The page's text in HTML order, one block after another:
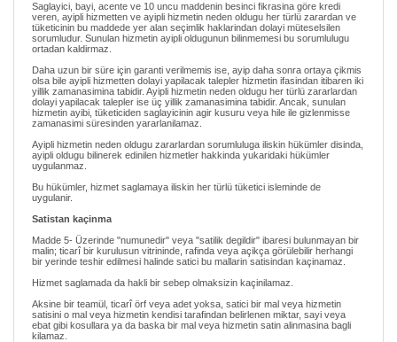
Saglayici, bayi, acente ve 10 uncu maddenin besinci fikrasina göre kredi
veren, ayipli hizmetten ve ayipli hizmetin neden oldugu her türlü zarardan ve
tüketicinin bu maddede yer alan seçimlik haklarindan dolayi müteselsilen
sorumludur. Sunulan hizmetin ayipli oldugunun bilinmemesi bu sorumlulugu
ortadan kaldirmaz.
Daha uzun bir süre için garanti verilmemis ise, ayip daha sonra ortaya çikmis
olsa bile ayipli hizmetten dolayi yapilacak talepler hizmetin ifasindan itibaren iki
yillik zamanasimina tabidir. Ayipli hizmetin neden oldugu her türlü zararlardan
dolayi yapilacak talepler ise üç yillik zamanasimina tabidir. Ancak, sunulan
hizmetin ayibi, tüketiciden saglayicinin agir kusuru veya hile ile gizlenmisse
zamanasimi süresinden yararlanilamaz.
Ayipli hizmetin neden oldugu zararlardan sorumluluga iliskin hükümler disinda,
ayipli oldugu bilinerek edinilen hizmetler hakkinda yukaridaki hükümler
uygulanmaz.
Bu hükümler, hizmet saglamaya iliskin her türlü tüketici isleminde de
uygulanir.
Satistan kaçinma
Madde 5- Üzerinde "numunedir" veya "satilik degildir" ibaresi bulunmayan bir
malin; ticarî bir kurulusun vitrininde, rafinda veya açikça görülebilir herhangi
bir yerinde teshir edilmesi halinde satici bu mallarin satisindan kaçinamaz.
Hizmet saglamada da hakli bir sebep olmaksizin kaçinilamaz.
Aksine bir teamül, ticarî örf veya adet yoksa, satici bir mal veya hizmetin
satisini o mal veya hizmetin kendisi tarafindan belirlenen miktar, sayi veya
ebat gibi kosullara ya da baska bir mal veya hizmetin satin alinmasina bagli
kilamaz.